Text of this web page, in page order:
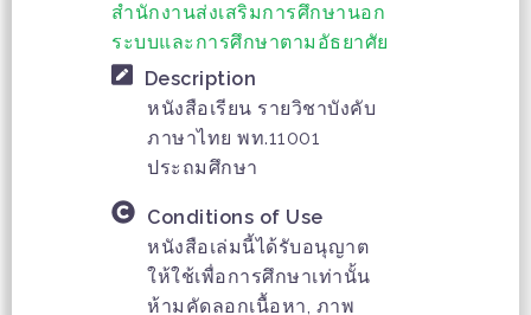
สำนักงานส่งเสริมการศึกษานอก
ระบบและการศึกษาตามอัธยาศัย
Description
หนังสือเรียน รายวิชาบังคับ
ภาษาไทย พท.11001
ประถมศึกษา
Conditions of Use
หนังสือเล่มนี้ได้รับอนุญาต
ให้ใช้เพื่อการศึกษาเท่านั้น
ห้ามคัดลอกเนื้อหา, ภาพ